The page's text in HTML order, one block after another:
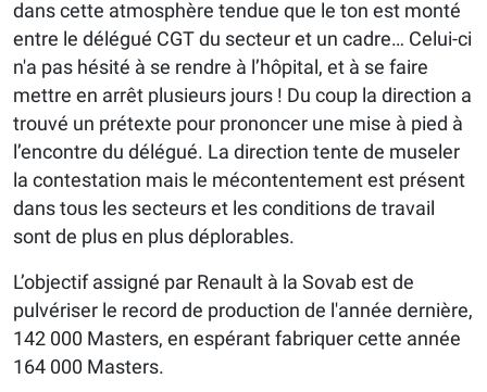
dans cette atmosphère tendue que le ton est monté
entre le délégué CGT du secteur et un cadre… Celui-ci
n'a pas hésité à se rendre à l’hôpital, et à se faire
mettre en arrêt plusieurs jours ! Du coup la direction a
trouvé un prétexte pour prononcer une mise à pied à
l’encontre du délégué. La direction tente de museler
la contestation mais le mécontentement est présent
dans tous les secteurs et les conditions de travail
sont de plus en plus déplorables.
L’objectif assigné par Renault à la Sovab est de
pulvériser le record de production de l'année dernière,
142 000 Masters, en espérant fabriquer cette année
164 000 Masters.